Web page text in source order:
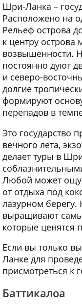
Шри-Ланка –
Расположено на
Рельеф острова
к центру
возвышенности.
постоянно дуют
и северо-
долгие
формируют
перепадов в
Это государство
вечного лета,
делает туры в
Любой может
от отдыха под
лазурном берегу.
выращивают
которые ценятся
Если вы только
Ланке для
присмотреться к
Баттикалоа